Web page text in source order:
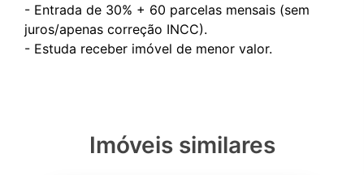
- Entrada de 30% + 60 parcelas mensais (sem
juros/apenas correção INCC).
Imóveis similares